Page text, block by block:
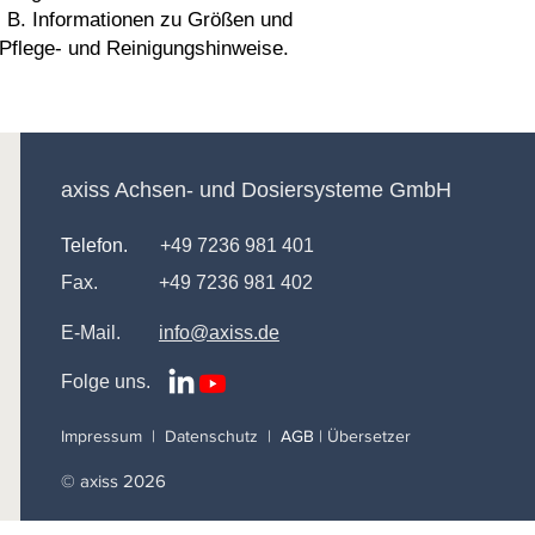
Informationen zu Größen und
und Reinigungshinweise.
axiss Achsen- und Dosiersysteme GmbH
Telefon.
Fax.
+49 7236 981 401
+49 7236 981 402
E-Mail. info@axiss.de
Folge uns.
Impressum | Datenschutz | AGB | Übersetzer
© axiss 2026